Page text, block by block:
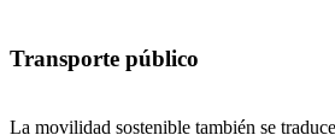
Transporte público
La movilidad sostenible también se